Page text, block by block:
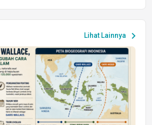
Peluang Kerja dan Magang
Jumat, 17 Jul 2026 22:30
DAERAH
Astra Motor Kalimantan Timur 2 Dukung
Mahasiswa Samarinda dalam Astra
Honda SDGs Future Leaders 2026
Jumat, 10 Jul 2026 19:01
Lihat Lainnya chevron_right